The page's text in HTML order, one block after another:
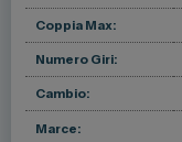
Coppia Max:
Numero Giri:
Cambio:
Marce: